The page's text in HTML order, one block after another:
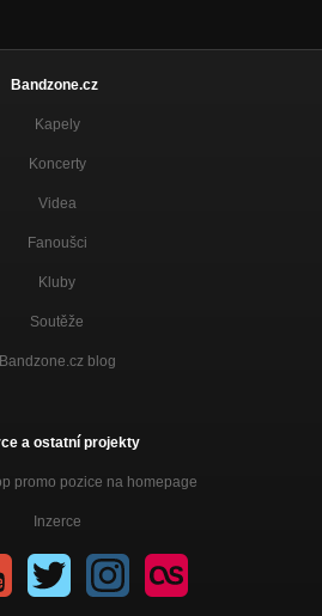
Bandzone.cz
Kapely
Koncerty
Videa
Fanoušci
Kluby
Soutěže
Bandzone.cz blog
a ostatní projekty
promo pozice na homepage
Inzerce